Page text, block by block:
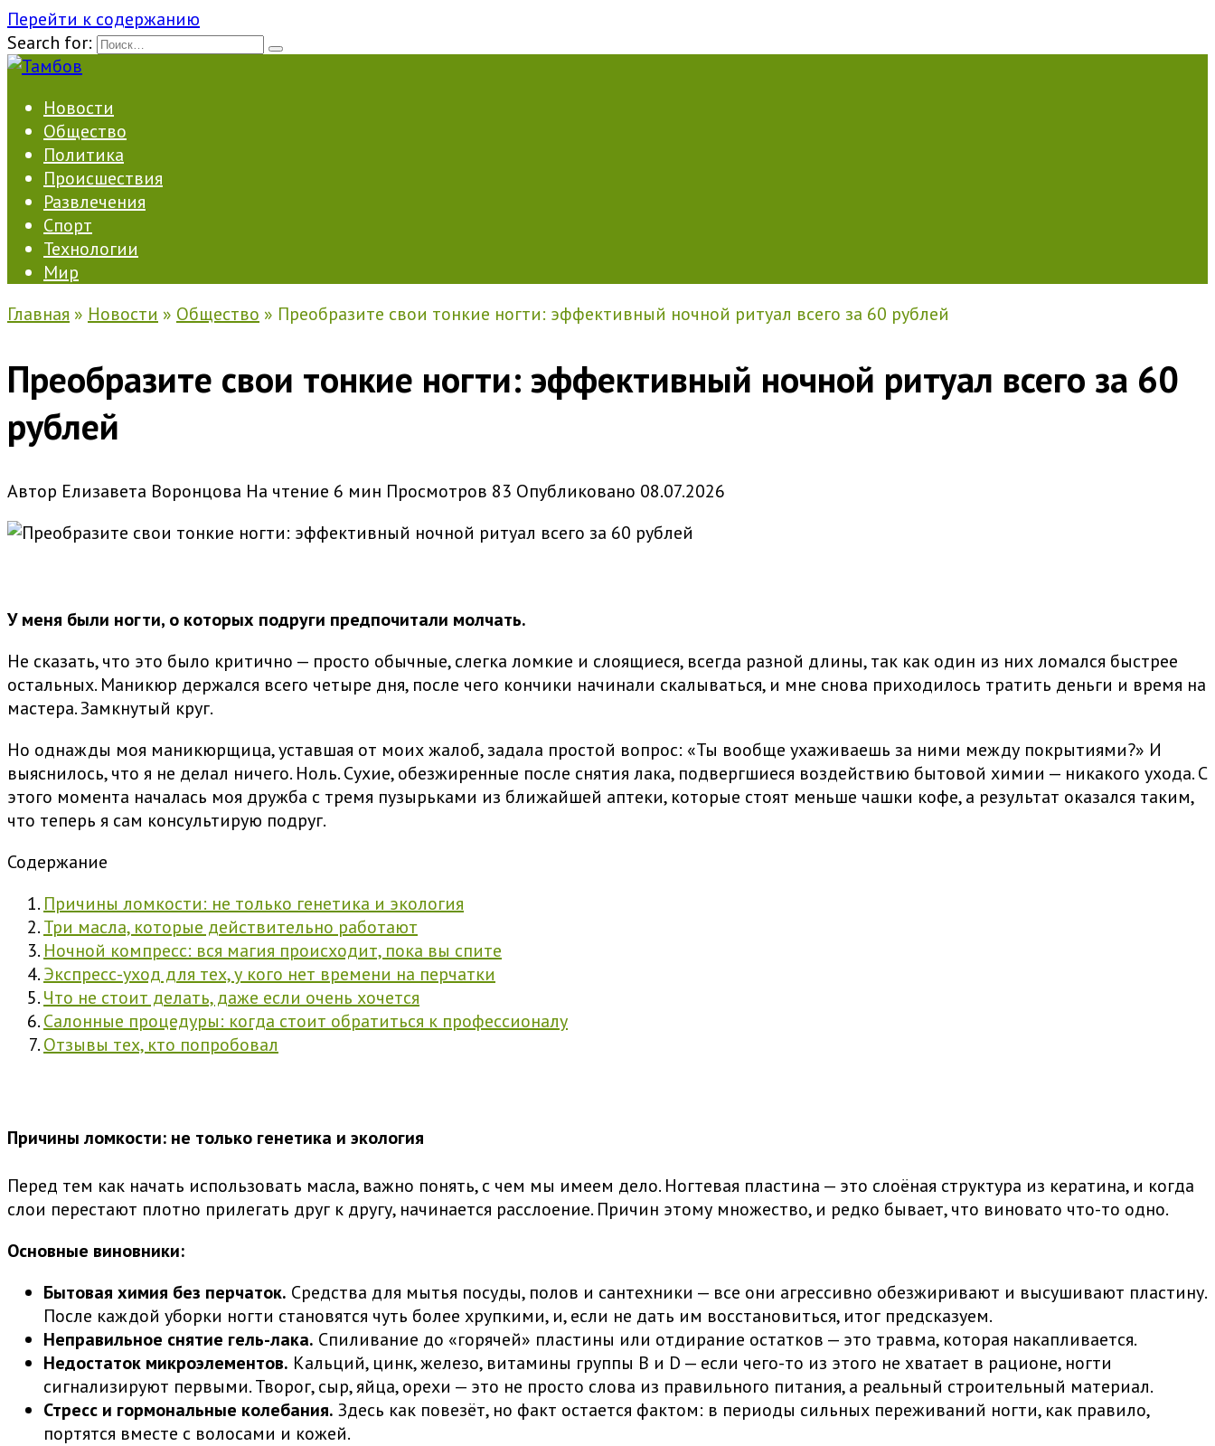
Перейти к содержанию
Search for:
Новости
Общество
Политика
Происшествия
Развлечения
Спорт
Технологии
Мир
Главная » Новости » Общество » Преобразите свои тонкие ногти: эффективный ночной ритуал всего за 60 рублей
Преобразите свои тонкие ногти: эффективный ночной ритуал всего за 60
рублей
Автор Елизавета Воронцова На чтение 6 мин Просмотров 83 Опубликовано 08.07.2026
У меня были ногти, о которых подруги предпочитали молчать.
Не сказать, что это было критично — просто обычные, слегка ломкие и слоящиеся, всегда разной длины, так как один из них ломался быстрее
остальных. Маникюр держался всего четыре дня, после чего кончики начинали скалываться, и мне снова приходилось тратить деньги и время на
мастера. Замкнутый круг.
Но однажды моя маникюрщица, уставшая от моих жалоб, задала простой вопрос: «Ты вообще ухаживаешь за ними между покрытиями?» И
выяснилось, что я не делал ничего. Ноль. Сухие, обезжиренные после снятия лака, подвергшиеся воздействию бытовой химии — никакого ухода. С
этого момента началась моя дружба с тремя пузырьками из ближайшей аптеки, которые стоят меньше чашки кофе, а результат оказался таким,
что теперь я сам консультирую подруг.
Содержание
Причины ломкости: не только генетика и экология
Три масла, которые действительно работают
Ночной компресс: вся магия происходит, пока вы спите
Экспресс-уход для тех, у кого нет времени на перчатки
Что не стоит делать, даже если очень хочется
Салонные процедуры: когда стоит обратиться к профессионалу
Отзывы тех, кто попробовал
Причины ломкости: не только генетика и экология
Перед тем как начать использовать масла, важно понять, с чем мы имеем дело. Ногтевая пластина — это слоёная структура из кератина, и когда
слои перестают плотно прилегать друг к другу, начинается расслоение. Причин этому множество, и редко бывает, что виновато что-то одно.
Основные виновники:
Бытовая химия без перчаток. Средства для мытья посуды, полов и сантехники — все они агрессивно обезжиривают и высушивают пластину.
После каждой уборки ногти становятся чуть более хрупкими, и, если не дать им восстановиться, итог предсказуем.
Неправильное снятие гель-лака. Спиливание до «горячей» пластины или отдирание остатков — это травма, которая накапливается.
Недостаток микроэлементов. Кальций, цинк, железо, витамины группы B и D — если чего-то из этого не хватает в рационе, ногти
сигнализируют первыми. Творог, сыр, яйца, орехи — это не просто слова из правильного питания, а реальный строительный материал.
Стресс и гормональные колебания. Здесь как повезёт, но факт остается фактом: в периоды сильных переживаний ногти, как правило,
портятся вместе с волосами и кожей.